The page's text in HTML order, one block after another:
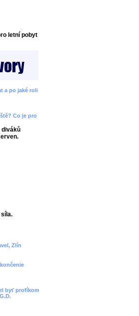
letní pobyt
a po jaké roli
Co je pro
diváků
Zlín
byť profíkom